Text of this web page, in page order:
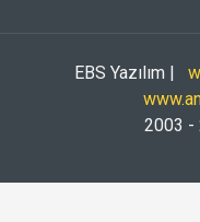
EBS Yazılım |
2003 -